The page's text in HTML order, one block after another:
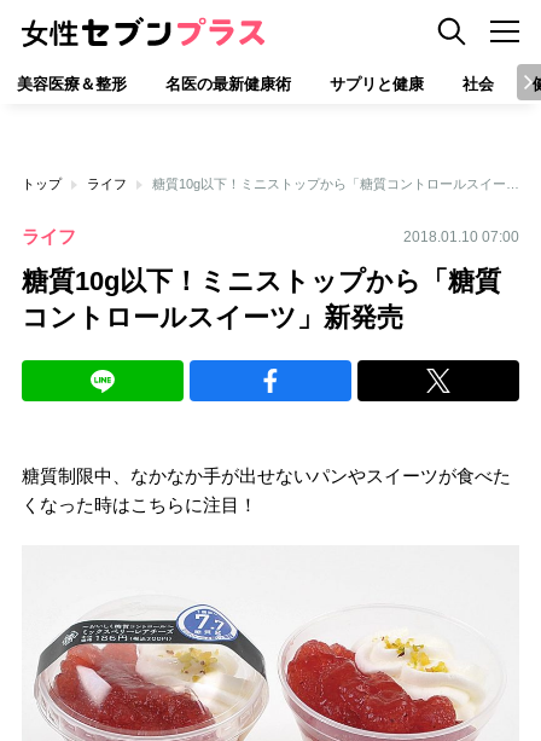
美容医療＆整形 名医の最新健康術 サプリと健康 社会
トップ ライフ
ライフ 2018.01.10 07:00
糖質10g以下！ミニストップから「糖質
コントロールスイーツ」新発売
糖質制限中、なかなか手が出せないパンやスイーツが食べた
くなった時はこちらに注目！